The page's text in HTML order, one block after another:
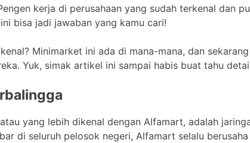
kerja di perusahaan yang sudah terkenal dan
bisa jadi jawaban yang kamu cari!
Minimarket ini ada di mana-mana, dan
Yuk, simak artikel ini sampai habis buat tahu
yang lebih dikenal dengan Alfamart, adalah
di seluruh pelosok negeri, Alfamart selalu